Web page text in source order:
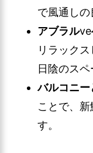
で風通しの
アブラルve
リラック
日陰のスペ
バルコニー
ことで、
す。